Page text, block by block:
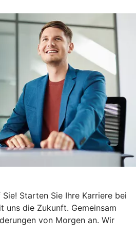
Starten Sie Ihre Karriere bei
uns die Zukunft. Gemeinsam
von Morgen an. Wir